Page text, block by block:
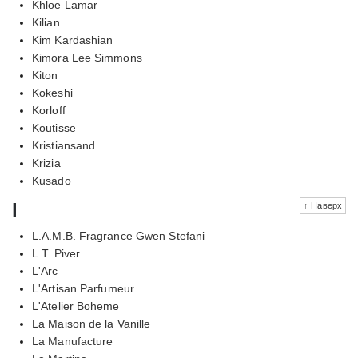
Khloe Lamar
Kilian
Kim Kardashian
Kimora Lee Simmons
Kiton
Kokeshi
Korloff
Koutisse
Kristiansand
Krizia
Kusado
↑ Наверх
l
L.A.M.B. Fragrance Gwen Stefani
L.T. Piver
L'Arc
L'Artisan Parfumeur
L'Atelier Boheme
La Maison de la Vanille
La Manufacture